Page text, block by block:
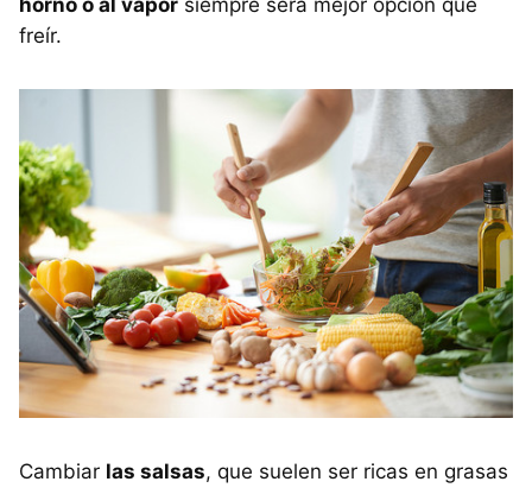
freír.
Cambiar las salsas, que suelen ser ricas en grasas